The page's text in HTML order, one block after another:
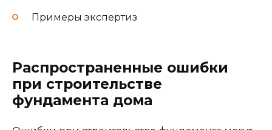
Примеры экспертиз
Распространенные ошибки
при строительстве
фундамента дома